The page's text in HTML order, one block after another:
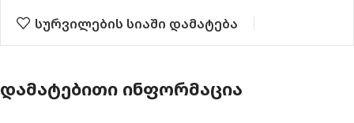
სურვილების სიაში დამატება
ᲓᲐᲛᲐᲢᲔᲑᲘᲗᲘ ᲘᲜᲤᲝᲠᲛᲐᲪᲘᲐ